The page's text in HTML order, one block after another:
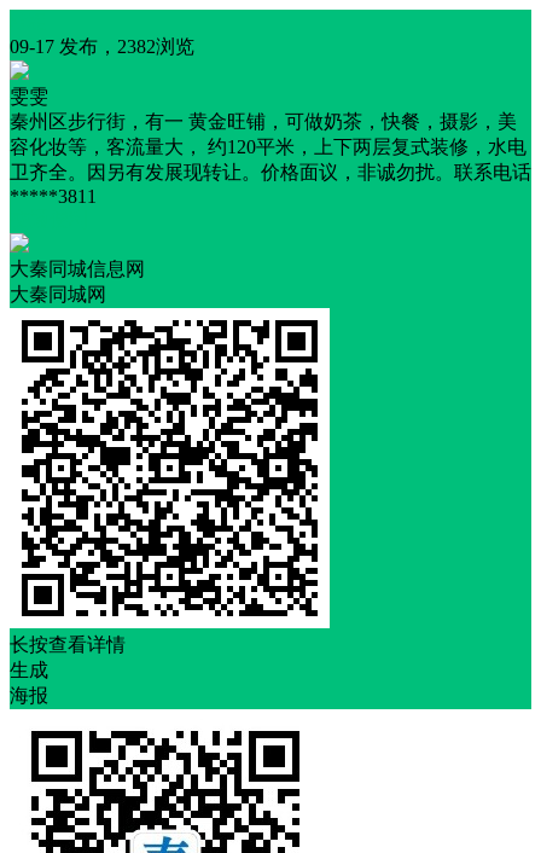
09-17 发布，2382浏览
雯雯
秦州区步行街，有一 黄金旺铺，可做奶茶，快餐，摄影，美
容化妆等，客流量大， 约120平米，上下两层复式装修，水电
卫齐全。因另有发展现转让。价格面议，非诚勿扰。联系电话
*****3811
大秦同城信息网
大秦同城网
长按查看详情
生成
海报